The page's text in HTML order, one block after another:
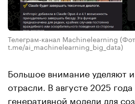
Телеграм-канал Machinelearning
t.me/ai_machinelearning_big_data)
Большое внимание уделяют
отрасли. В августе 2025
генеративной модели для